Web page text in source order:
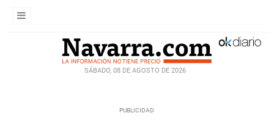
SÁBADO, 08 DE AGOSTO DE 2026